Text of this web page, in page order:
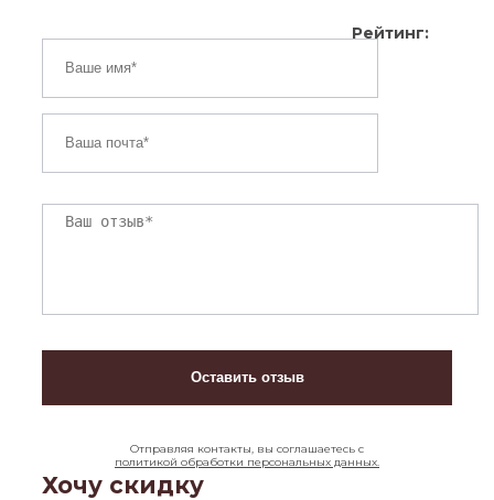
Рейтинг:
Отправляя контакты, вы соглашаетесь с
политикой обработки персональных данных.
Хочу скидку